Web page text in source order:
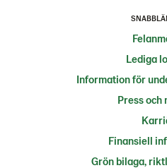
Lediga
Information för
Press och
Finansiell
Grön bilaga,